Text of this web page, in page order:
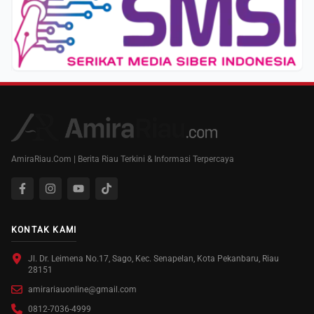
AmiraRiau.Com | Berita Riau Terkini & Informasi Terpercaya
KONTAK KAMI
Jl. Dr. Leimena No.17, Sago, Kec. Senapelan, Kota Pekanbaru, Riau
28151
amirariauonline@gmail.com
0812-7036-4999